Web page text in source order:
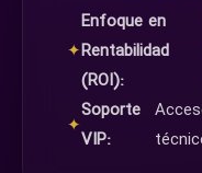
✦
Enfoque en
Rentabilidad
(ROI):
✦
Soporte
VIP: